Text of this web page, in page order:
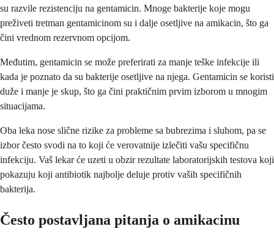
su razvile rezistenciju na gentamicin. Mnoge bakterije koje mogu
preživeti tretman gentamicinom su i dalje osetljive na amikacin, što ga
čini vrednom rezervnom opcijom.
Međutim, gentamicin se može preferirati za manje teške infekcije ili
kada je poznato da su bakterije osetljive na njega. Gentamicin se koristi
duže i manje je skup, što ga čini praktičnim prvim izborom u mnogim
situacijama.
Oba leka nose slične rizike za probleme sa bubrezima i sluhom, pa se
izbor često svodi na to koji će verovatnije izlečiti vašu specifičnu
infekciju. Vaš lekar će uzeti u obzir rezultate laboratorijskih testova koji
pokazuju koji antibiotik najbolje deluje protiv vaših specifičnih
bakterija.
Često postavljana pitanja o amikacinu